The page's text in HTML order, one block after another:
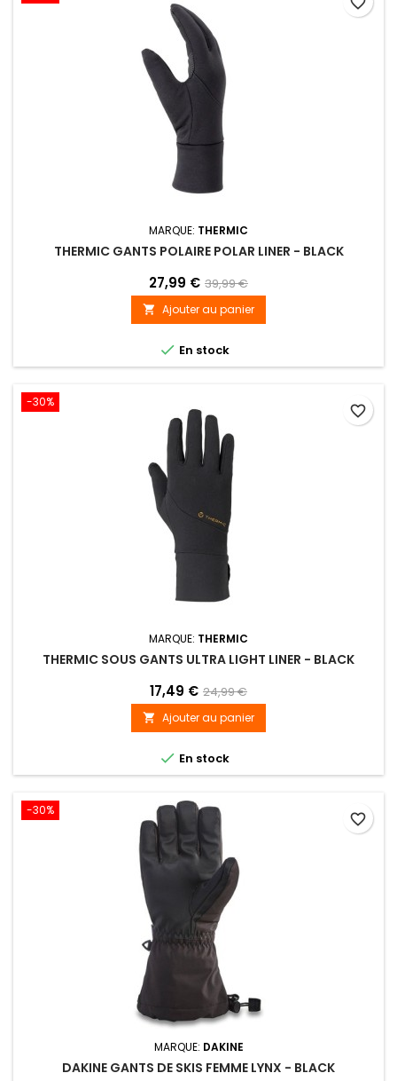
MARQUE: THERMIC
THERMIC GANTS POLAIRE POLAR LINER - BLACK
27,99 € 39,99 €
 Ajouter au panier
 En stock
-30%
MARQUE: THERMIC
THERMIC SOUS GANTS ULTRA LIGHT LINER - BLACK
17,49 € 24,99 €
 Ajouter au panier
 En stock
favorite_border
-30%
MARQUE: DAKINE
DAKINE GANTS DE SKIS FEMME LYNX - BLACK
favorite_border